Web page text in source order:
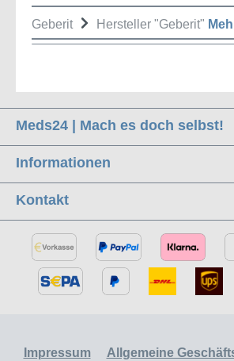
Geberit Hersteller "Geberit"
Meds24 | Mach es doch selbst!
Informationen
Kontakt
Impressum
Allgemeine